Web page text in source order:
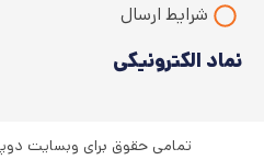
شرایط ارسال
نماد الکترونیکی
تمامی حقوق برای وبسایت